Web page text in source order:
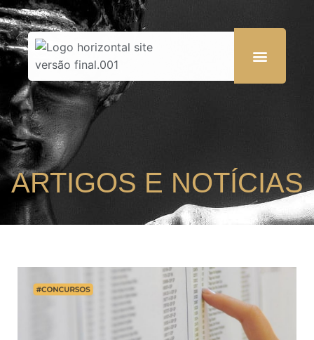
ARTIGOS E NOTÍCIAS